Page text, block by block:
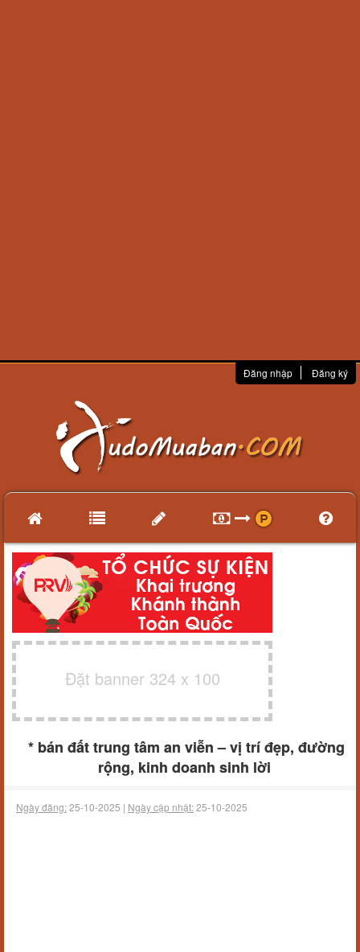
Đăng nhập Đăng ký
Đặt banner 324 x 100
* bán đất trung tâm an viễn – vị trí đẹp, đường
rộng, kinh doanh sinh lời
Ngày đăng:25-10-2025 | Ngày cập nhật:25-10-2025